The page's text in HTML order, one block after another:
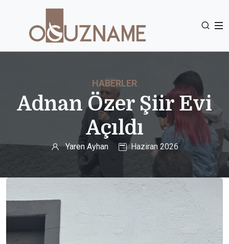
HABERLER
Adnan Özer Şiir Evi
Açıldı
Yaren Ayhan Haziran 2026